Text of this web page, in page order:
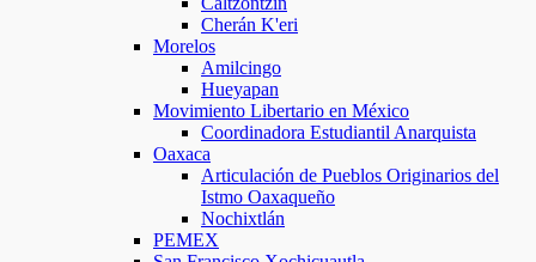
Cherán K'eri
Morelos
Amilcingo
Hueyapan
Movimiento Libertario en México
Coordinadora Estudiantil Anarquista
Oaxaca
Articulación de Pueblos Originarios del
Istmo Oaxaqueño
Nochixtlán
PEMEX